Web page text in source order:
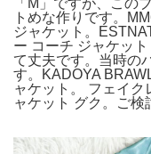
トめな作りです。
ジャケット。
ー コーチ ジャケッ
て丈夫です。当時の
す。KADOYA
ャケット。 フェイ
ャケット グク。ご検